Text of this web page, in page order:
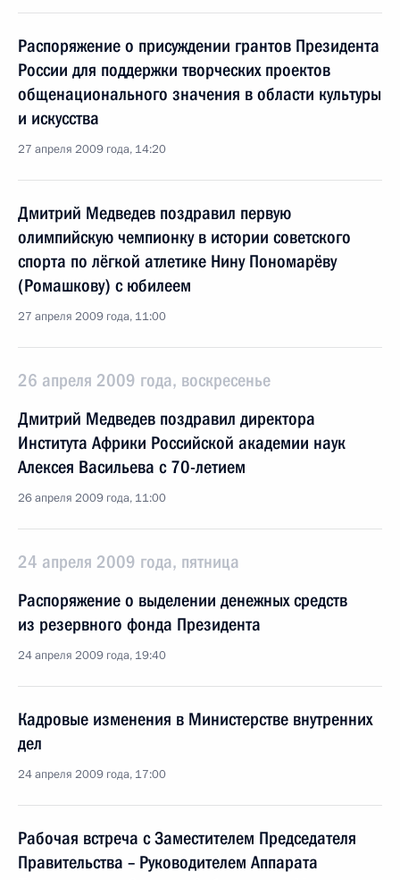
Распоряжение о присуждении грантов Президента
России для поддержки творческих проектов
общенационального значения в области культуры
и искусства
27 апреля 2009 года, 14:20
Дмитрий Медведев поздравил первую
олимпийскую чемпионку в истории советского
спорта по лёгкой атлетике Нину Пономарёву
(Ромашкову) с юбилеем
27 апреля 2009 года, 11:00
26 апреля 2009 года, воскресенье
Дмитрий Медведев поздравил директора
Института Африки Российской академии наук
Алексея Васильева с 70-летием
26 апреля 2009 года, 11:00
24 апреля 2009 года, пятница
Распоряжение о выделении денежных средств
из резервного фонда Президента
24 апреля 2009 года, 19:40
Кадровые изменения в Министерстве внутренних
дел
24 апреля 2009 года, 17:00
Рабочая встреча с Заместителем Председателя
Правительства – Руководителем Аппарата